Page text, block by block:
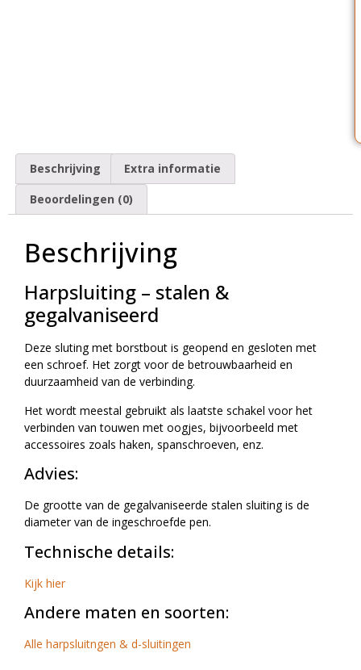
Beschrijving Extra informatie
Beoordelingen (0)
Beschrijving
Harpsluiting – stalen &
gegalvaniseerd
Deze sluting met borstbout is geopend en gesloten met
een schroef. Het zorgt voor de betrouwbaarheid en
duurzaamheid van de verbinding.
Het wordt meestal gebruikt als laatste schakel voor het
verbinden van touwen met oogjes, bijvoorbeeld met
accessoires zoals haken, spanschroeven, enz.
Advies:
De grootte van de gegalvaniseerde stalen sluiting is de
diameter van de ingeschroefde pen.
Technische details:
Kijk hier
Andere maten en soorten:
Alle harpsluitngen & d-sluitingen